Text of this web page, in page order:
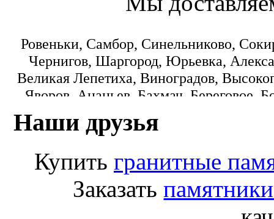
Ровеньки, Самбор, Синельниково,
Чернигов, Шаргород, Юрьевка,
Великая Лепетиха, Виноградов,
Яворов, Ананьев, Бахмач, Береговое,
Коминтерновское, Краматорск,
Пологи, Радомишль, Рокитное,
Лисичанск, Любомль, Машевка,
Переяслав-Хмельницкий,
Старобешево, Тарутино,
Наши друзья
Купить гранитные
Заказать